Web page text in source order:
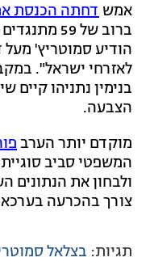
אמש דחתה הכנסת
הודיע סמוטריץ'
לאזרחי ישראל".
בנימין נתניהו
הצבעה.
מוקדם יותר הערב
המשפטי סביב
ולבחון את
צורך בהכרעה
תגיות: בצלאל